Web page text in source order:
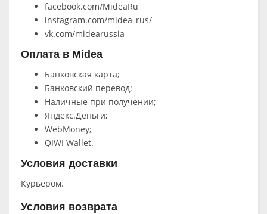
facebook.com/MideaRu
instagram.com/midea_rus/
vk.com/midearussia
Оплата в Midea
Банковская карта;
Банковский перевод;
Наличные при получении;
Яндекс.Деньги;
WebMoney;
QIWI Wallet.
Условия доставки
Курьером.
Условия возврата